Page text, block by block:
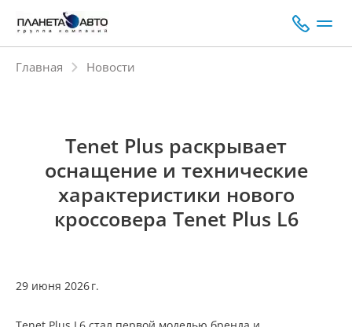
Главная Новости
Tenet Plus раскрывает
оснащение и технические
характеристики нового
кроссовера Tenet Plus L6
29 июня 2026 г.